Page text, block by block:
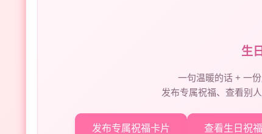
生
一句温暖的话 + 一
发布专属祝福、查看别
发布专属祝福卡片 查看生日祝